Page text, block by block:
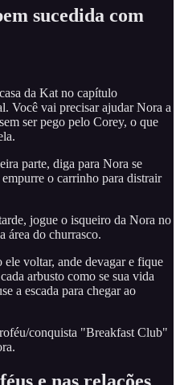
sucedida com
da Kat no capítulo
Você vai precisar ajudar Nora a
ser pego pelo Corey, o que
parte, diga para Nora se
o carrinho para distrair
jogue o isqueiro da Nora no
área do churrasco.
ele voltar, ande devagar e fique
arbusto como se sua vida
a escada para chegar ao
conquista "Breakfast Club"
e nas relações